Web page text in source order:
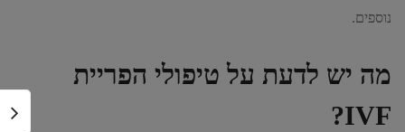
נוספים.
מה יש לדעת על טיפולי הפריית
IVF
?